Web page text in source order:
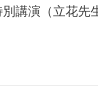
講演（立花先